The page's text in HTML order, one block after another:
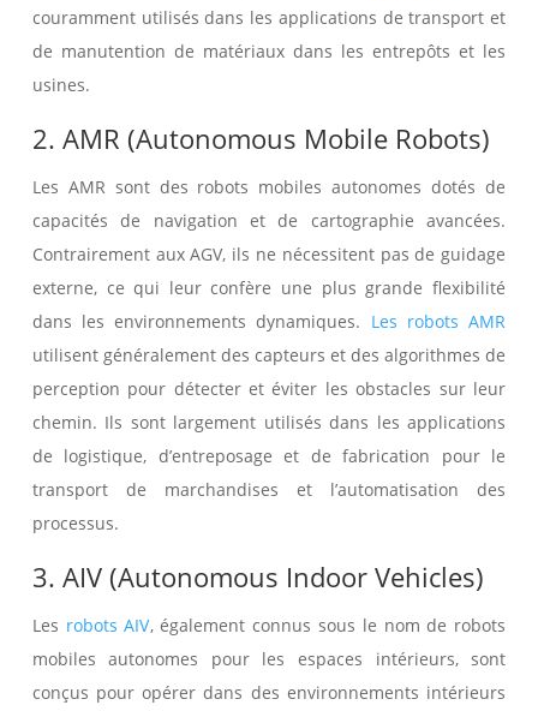
couramment utilisés dans les applications de transport et
de manutention de matériaux dans les entrepôts et les
usines.
2. AMR (Autonomous Mobile Robots)
Les AMR sont des robots mobiles autonomes dotés de
capacités de navigation et de cartographie avancées.
Contrairement aux AGV, ils ne nécessitent pas de guidage
externe, ce qui leur confère une plus grande flexibilité
dans les environnements dynamiques. Les robots AMR
utilisent généralement des capteurs et des algorithmes de
perception pour détecter et éviter les obstacles sur leur
chemin. Ils sont largement utilisés dans les applications
de logistique, d’entreposage et de fabrication pour le
transport de marchandises et l’automatisation des
processus.
3. AIV (Autonomous Indoor Vehicles)
Les robots AIV, également connus sous le nom de robots
mobiles autonomes pour les espaces intérieurs, sont
conçus pour opérer dans des environnements intérieurs